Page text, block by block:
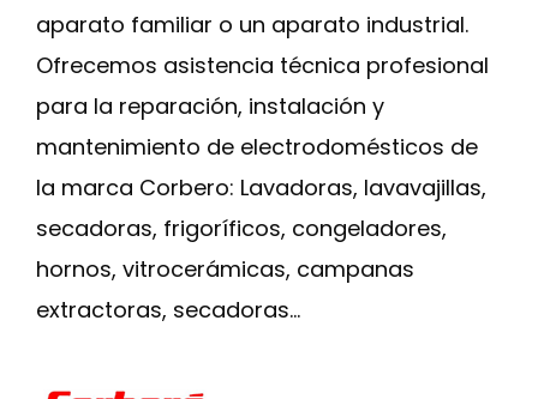
aparato familiar o un aparato industrial.
Ofrecemos asistencia técnica profesional
para la reparación, instalación y
mantenimiento de electrodomésticos de
la marca Corbero: Lavadoras, lavavajillas,
secadoras, frigoríficos, congeladores,
hornos, vitrocerámicas, campanas
extractoras, secadoras…